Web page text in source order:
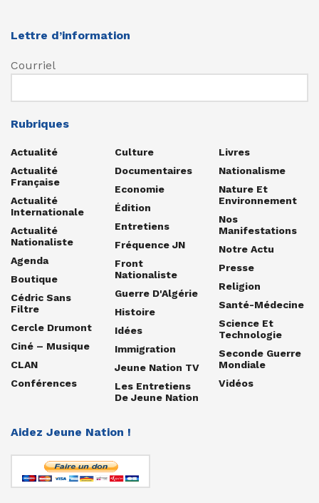
Lettre d’information
Courriel
Rubriques
Actualité
Actualité
Française
Actualité
Internationale
Actualité
Nationaliste
Agenda
Boutique
Cédric Sans
Filtre
Cercle Drumont
Ciné – Musique
CLAN
Conférences
Culture
Documentaires
Economie
Édition
Entretiens
Fréquence JN
Front
Nationaliste
Guerre D'Algérie
Histoire
Idées
Immigration
Jeune Nation TV
Les Entretiens
De Jeune Nation
Livres
Nationalisme
Nature Et
Environnement
Nos
Manifestations
Notre Actu
Presse
Religion
Santé-Médecine
Science Et
Technologie
Seconde Guerre
Mondiale
Vidéos
Aidez Jeune Nation !